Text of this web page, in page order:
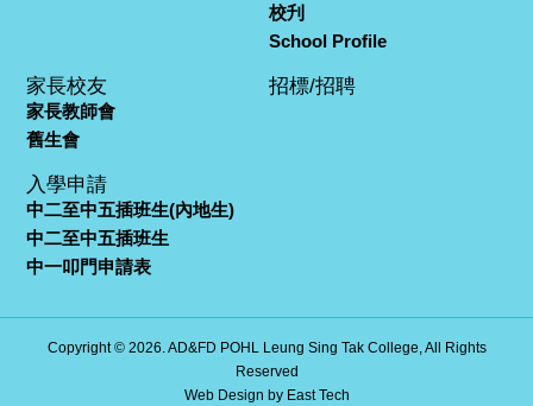
校刋
School Profile
家長校友
家長教師會
舊生會
招標/招聘
入學申請
中二至中五插班生(內地生)
中二至中五插班生
中一叩門申請表
Copyright © 2026. AD&FD POHL Leung Sing Tak College, All Rights
Reserved
Web Design by East Tech